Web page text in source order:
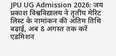
JPU UG Admission 2026: जय
प्रकाश विश्वविद्यालय ने तृतीय मेरिट
लिस्ट के नामांकन की अंतिम तिथि
बढ़ाई, अब 8 अगस्त तक करें
एडमिशन